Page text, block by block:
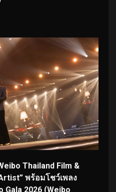
Thailand Film &
พร้อมโชว์เพลง
Gala 2026 (Weibo